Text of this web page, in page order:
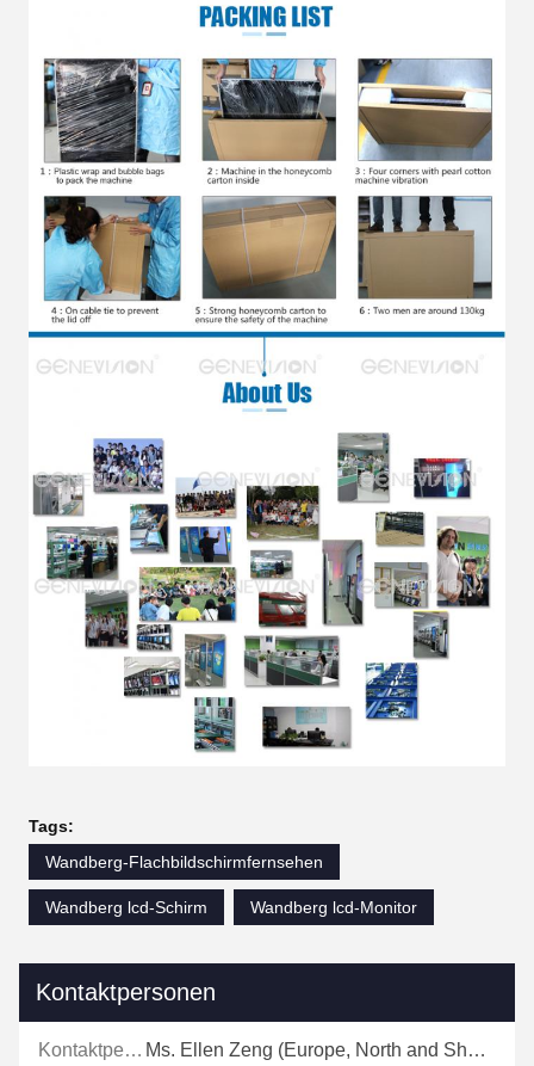
Tags:
Wandberg-Flachbildschirmfernsehen
Wandberg lcd-Schirm Wandberg lcd-Monitor
Kontaktpersonen
Kontaktpersonen: Ms. Ellen Zeng (Europe, North and Shouth America)